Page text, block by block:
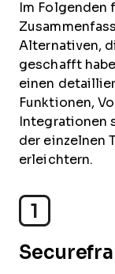
Im
Alternativen,
geschafft
einen
Funktionen,
Integrationen
der einzelnen
erleichtern.
1